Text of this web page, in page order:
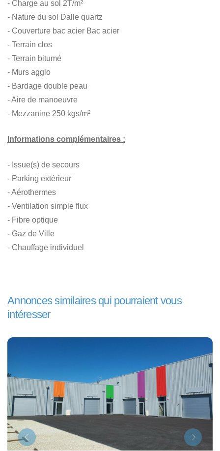
- Charge au sol 2T/m²
- Nature du sol Dalle quartz
- Couverture bac acier Bac acier
- Terrain clos
- Terrain bitumé
- Murs agglo
- Bardage double peau
- Aire de manoeuvre
- Mezzanine 250 kgs/m²
Informations complémentaires :
- Issue(s) de secours
- Parking extérieur
- Aérothermes
- Ventilation simple flux
- Fibre optique
- Gaz de Ville
- Chauffage individuel
Annonces similaires qui pourraient vous
intéresser